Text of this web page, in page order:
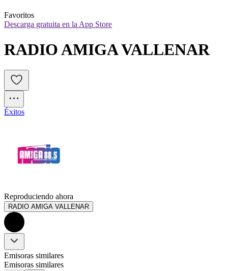
Favoritos
Descarga gratuita en la App Store
RADIO AMIGA VALLENAR
Éxitos
Reproduciendo ahora
RADIO AMIGA VALLENAR
Emisoras similares
Emisoras similares